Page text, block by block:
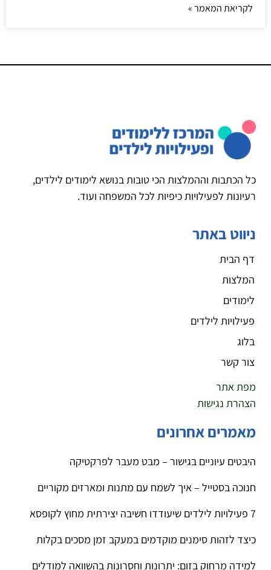
לקריאת המאמר »
כל הכתבות וההמלצות הכי טובות בנושא לימודים לילדים,
רעיונות לפעילויות כיפיות לכל המשפחה ועוד.
ניווט באתר
דף הבית
המלצות
לימודים
פעילויות לילדים
בלוג
צור קשר
מפת אתר
הצהרת נגישות
מאמרים אחרונים
היבטים עיוניים בגישור – מבט מעבר לפרקטיקה
חנוכה בסטייל – איך לשמח עם מתנות ומארזים מקוריים
7 פעילויות לילדים שיעודדו חשיבה יצירתית מחוץ לקופסא
כיצד לזהות סימנים מוקדמים במעקב זמן מסכים בקלות
למידה מרחוק בזום: יתרונות וחסרונות בהשוואה למודלים